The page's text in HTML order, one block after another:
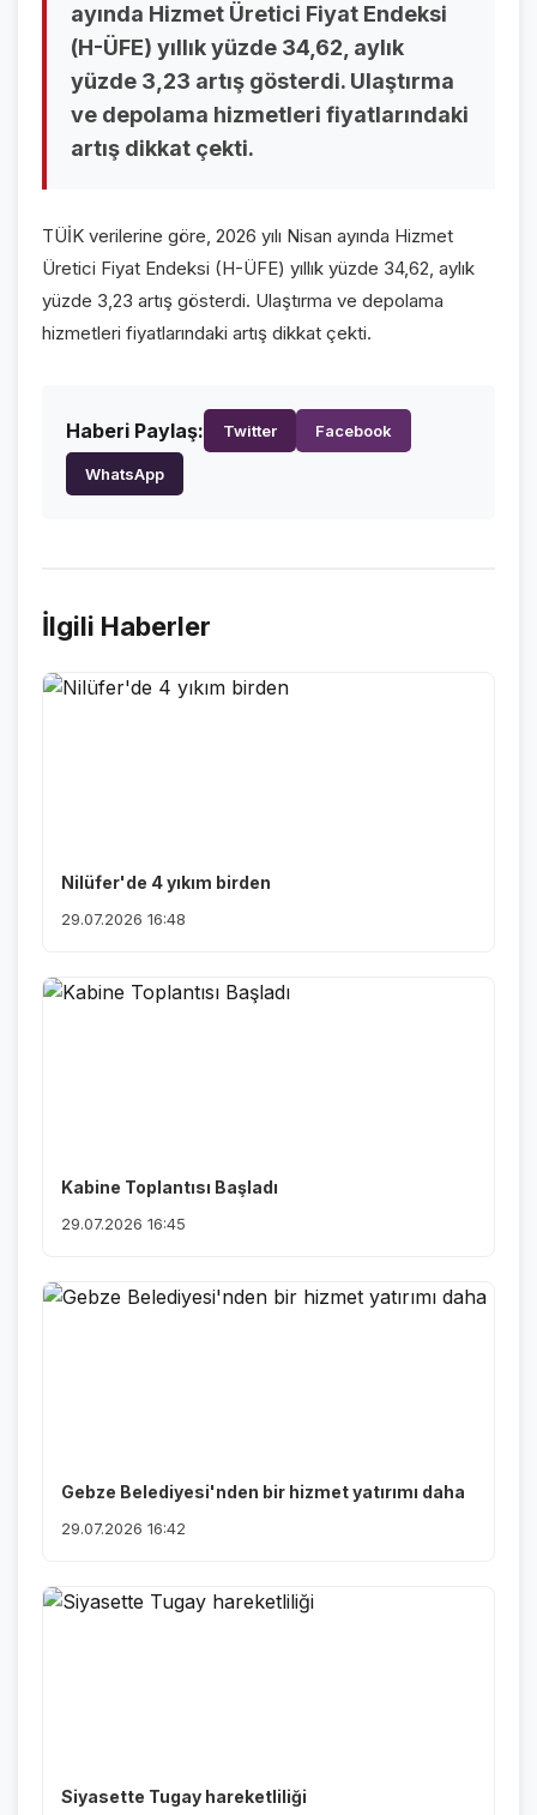
SON DAKİKA HABERLERİ
VİDEO GALERİ
FOTO GALERİ
GALERİLER
FOTO GALERİ
HAKKIMIZDA
KÜNYE
ayında Hizmet Üretici Fiyat Endeksi
(H-ÜFE) yıllık yüzde 34,62, aylık
yüzde 3,23 artış gösterdi. Ulaştırma
ve depolama hizmetleri fiyatlarındaki
artış dikkat çekti.
TÜİK verilerine göre, 2026 yılı Nisan ayında Hizmet
Üretici Fiyat Endeksi (H-ÜFE) yıllık yüzde 34,62, aylık
yüzde 3,23 artış gösterdi. Ulaştırma ve depolama
hizmetleri fiyatlarındaki artış dikkat çekti.
Haberi Paylaş: Twitter Facebook
WhatsApp
İlgili Haberler
Nilüfer'de 4 yıkım birden
29.07.2026 16:48
Kabine Toplantısı Başladı
29.07.2026 16:45
Gebze Belediyesi'nden bir hizmet yatırımı daha
29.07.2026 16:42
Siyasette Tugay hareketliliği